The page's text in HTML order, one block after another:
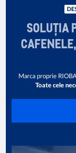
SOLUȚIA
CAFENELE,
Marca proprie
Toate cele